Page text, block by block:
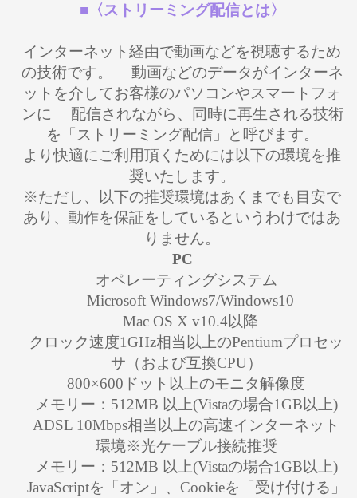
■〈ストリーミング配信とは〉
インターネット経由で動画などを視聴するため
の技術です。 動画などのデータがインターネ
ットを介してお客様のパソコンやスマートフォ
ンに 配信されながら、同時に再生される技術
を「ストリーミング配信」と呼びます。
より快適にご利用頂くためには以下の環境を推
奨いたします。
※ただし、以下の推奨環境はあくまでも目安で
あり、動作を保証をしているというわけではあ
りません。
PC
オペレーティングシステム
Microsoft Windows7/Windows10
Mac OS X v10.4以降
クロック速度1GHz相当以上のPentiumプロセッ
サ（および互換CPU）
800×600ドット以上のモニタ解像度
メモリー：512MB 以上(Vistaの場合1GB以上)
ADSL 10Mbps相当以上の高速インターネット
環境※光ケーブル接続推奨
メモリー：512MB 以上(Vistaの場合1GB以上)
JavaScriptを「オン」、Cookieを「受け付ける」